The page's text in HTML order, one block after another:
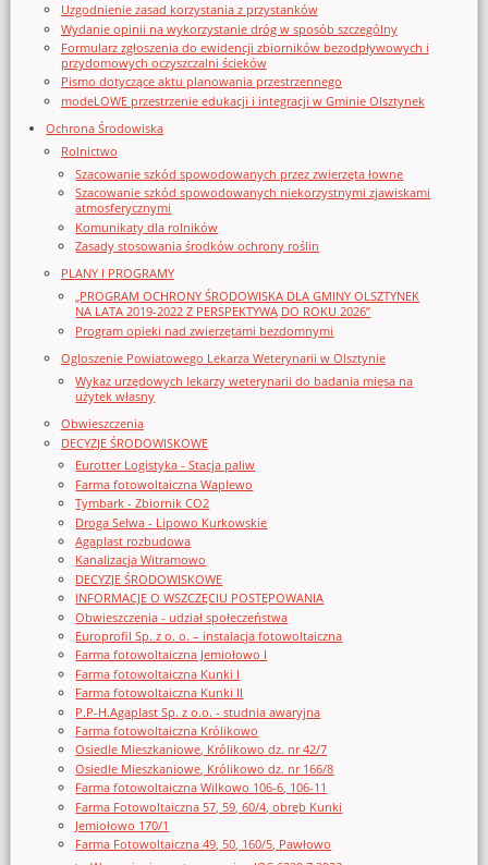
Uzgodnienie zasad korzystania z przystanków
Wydanie opinii na wykorzystanie dróg w sposób szczególny
Formularz zgłoszenia do ewidencji zbiorników bezodpływowych i
przydomowych oczyszczalni ścieków
Pismo dotyczące aktu planowania przestrzennego
modeLOWE przestrzenie edukacji i integracji w Gminie Olsztynek
Ochrona Środowiska
Rolnictwo
Szacowanie szkód spowodowanych przez zwierzęta łowne
Szacowanie szkód spowodowanych niekorzystnymi zjawiskami
atmosferycznymi
Komunikaty dla rolników
Zasady stosowania środków ochrony roślin
PLANY I PROGRAMY
„PROGRAM OCHRONY ŚRODOWISKA DLA GMINY OLSZTYNEK
NA LATA 2019-2022 Z PERSPEKTYWĄ DO ROKU 2026”
Program opieki nad zwierzętami bezdomnymi
Ogloszenie Powiatowego Lekarza Weterynarii w Olsztynie
Wykaz urzędowych lekarzy weterynarii do badania mięsa na
użytek własny
Obwieszczenia
DECYZJE ŚRODOWISKOWE
Eurotter Logistyka - Stacja paliw
Farma fotowoltaiczna Waplewo
Tymbark - Zbiornik CO2
Droga Selwa - Lipowo Kurkowskie
Agaplast rozbudowa
Kanalizacja Witramowo
DECYZJE ŚRODOWISKOWE
INFORMACJE O WSZCZĘCIU POSTĘPOWANIA
Obwieszczenia - udział społeczeństwa
Europrofil Sp. z o. o. – instalacja fotowoltaiczna
Farma fotowoltaiczna Jemiołowo I
Farma fotowoltaiczna Kunki I
Farma fotowoltaiczna Kunki II
P.P-H.Agaplast Sp. z o.o. - studnia awaryjna
Farma fotowoltaiczna Królikowo
Osiedle Mieszkaniowe, Królikowo dz. nr 42/7
Osiedle Mieszkaniowe, Królikowo dz. nr 166/8
Farma fotowoltaiczna Wilkowo 106-6, 106-11
Farma Fotowoltaiczna 57, 59, 60/4, obręb Kunki
Jemiołowo 170/1
Farma Fotowoltaiczna 49, 50, 160/5, Pawłowo